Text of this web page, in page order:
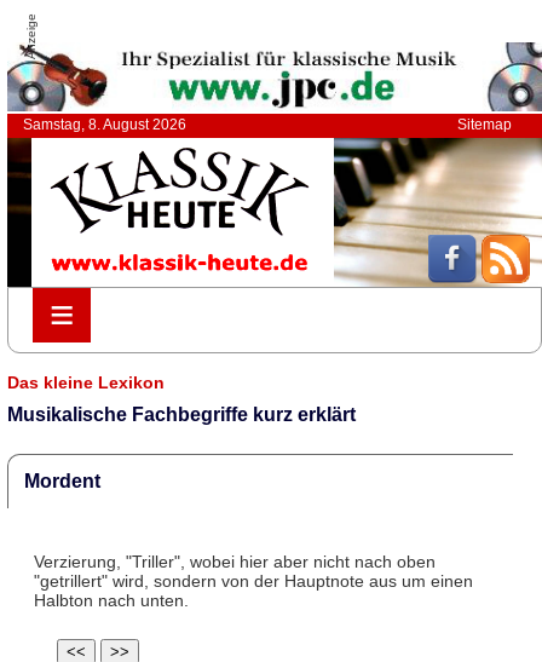
Anzeige
Samstag, 8. August 2026 Sitemap
≡
≡
Das kleine Lexikon
Musikalische Fachbegriffe kurz erklärt
Mordent
Verzierung, "Triller", wobei hier aber nicht nach oben
"getrillert" wird, sondern von der Hauptnote aus um einen
Halbton nach unten.